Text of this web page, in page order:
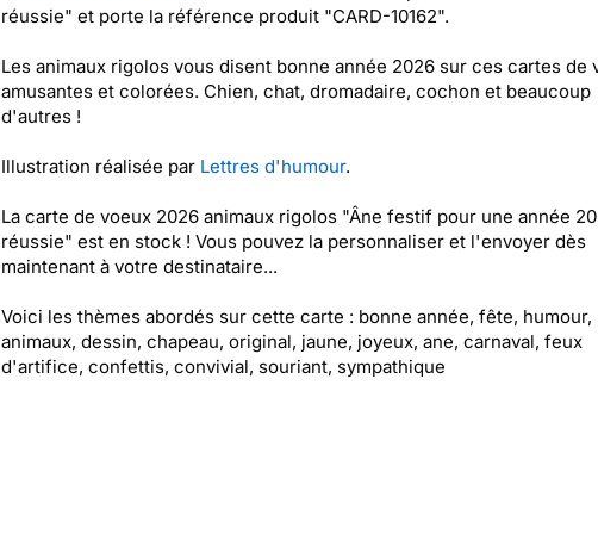
réussie" et porte la référence produit "CARD-10162".
Les animaux rigolos vous disent bonne année 2026 sur ces cartes de
amusantes et colorées. Chien, chat, dromadaire, cochon et beaucoup
d'autres !
Illustration réalisée par Lettres d'humour.
La carte de voeux 2026 animaux rigolos "Âne festif pour une année
réussie" est en stock ! Vous pouvez la personnaliser et l'envoyer dès
maintenant à votre destinataire...
Voici les thèmes abordés sur cette carte : bonne année, fête, humour,
animaux, dessin, chapeau, original, jaune, joyeux, ane, carnaval, feux
d'artifice, confettis, convivial, souriant, sympathique